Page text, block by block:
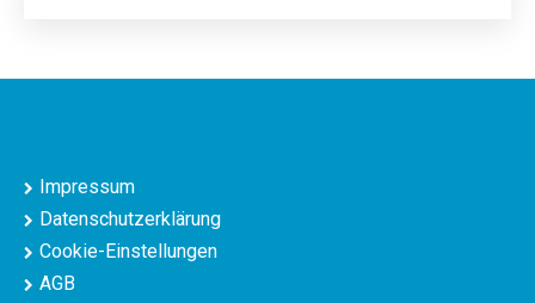
Impressum
Datenschutzerklärung
Cookie-Einstellungen
AGB